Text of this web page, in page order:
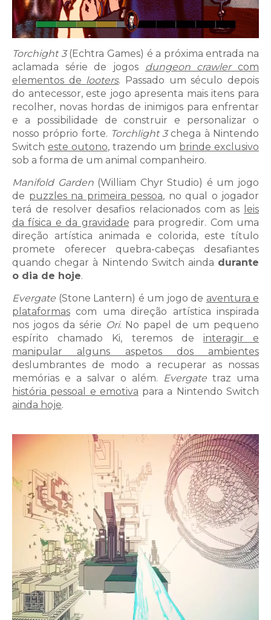
Torchight 3(Echtra Games) é a próxima entrada na
aclamada série de jogos dungeon crawlercom
elementos de looters. Passado um século depois
do antecessor, este jogo apresenta mais itens para
recolher, novas hordas de inimigos para enfrentar
e a possibilidade de construir e personalizar o
nosso próprio forte. Torchlight 3chega à Nintendo
Switch este outono, trazendo um brinde exclusivo
sob a forma de um animal companheiro.
Manifold Garden(William Chyr Studio) é um jogo
de puzzles na primeira pessoa, no qual o jogador
terá de resolver desafios relacionados com as
leis
da física e da gravidade para progredir. Com uma
direção artística animada e colorida, este título
promete oferecer quebra-cabeças desafiantes
quando chegar à Nintendo Switch ainda durante
o dia de hoje.
Evergate (Stone Lantern) é um jogo de aventura e
plataformas com uma direção artística inspirada
nos jogos da série Ori. No papel de um pequeno
espírito chamado Ki, teremos de interagir e
manipular alguns aspetos dos ambientes
deslumbrantes de modo a recuperar as nossas
memórias e a salvar o além.
Evergate traz uma
história pessoal e emotiva para a Nintendo Switch
ainda hoje.